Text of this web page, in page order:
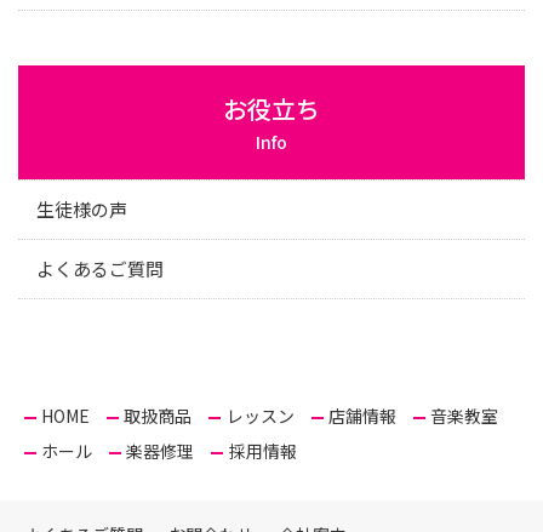
お役立ち
Info
生徒様の声
よくあるご質問
HOME 取扱商品 レッスン 店舗情報
音楽教室
ホール
楽器修理 採用情報